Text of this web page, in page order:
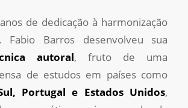
de dedicação à harmonização
Barros desenvolveu sua
autoral, fruto de uma
de estudos em países como
Portugal e Estados Unidos,